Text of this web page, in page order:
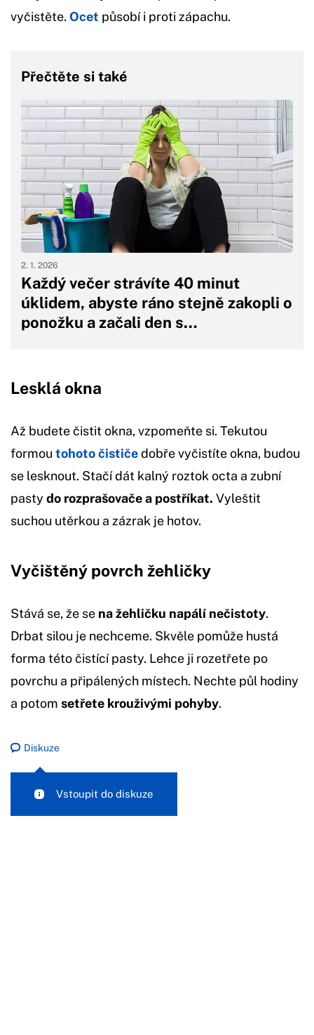
vyčistěte. Ocet působí i proti zápachu.
Přečtěte si také
Každý večer strávíte 40 minut
úklidem, abyste ráno stejně zakopli o
ponožku a začali den s…
2. 1. 2026
Lesklá okna
Až budete čistit okna, vzpomeňte si. Tekutou
formou tohoto čističedobře vyčistíte okna, budou
se lesknout. Stačí dát kalný roztok octa a zubní
pasty do rozprašovače a postříkat. Vyleštit
suchou utěrkou a zázrak je hotov.
Vyčištěný povrch žehličky
Stává se, že se na žehličku napálí nečistoty.
Drbat silou je nechceme. Skvěle pomůže hustá
forma této čistící pasty. Lehce ji rozetřete po
povrchu a připálených místech. Nechte půl hodiny
a potom setřete krouživými pohyby.
Diskuze
Vstoupit do diskuze